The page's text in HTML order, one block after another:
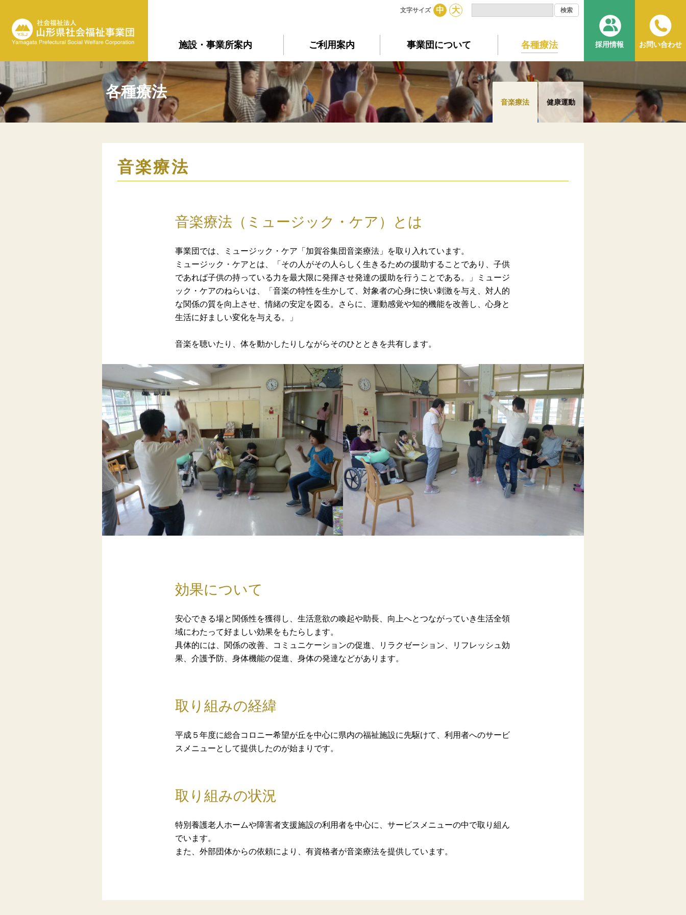
文字サイズ 中 大
採用情報 お問い合わせ
施設・事業所案内 ご利用案内 事業団について 各種療法
各種療法
音楽療法 健康運動
音楽療法
音楽療法（ミュージック・ケア）とは
事業団では、ミュージック・ケア「加賀谷集団音楽療法」を取り入れています。
ミュージック・ケアとは、「その人がその人らしく生きるための援助することであり、子供
であれば子供の持っている力を最大限に発揮させ発達の援助を行うことである。」ミュージ
ック・ケアのねらいは、「音楽の特性を生かして、対象者の心身に快い刺激を与え、対人的
な関係の質を向上させ、情緒の安定を図る。さらに、運動感覚や知的機能を改善し、心身と
生活に好ましい変化を与える。」
音楽を聴いたり、体を動かしたりしながらそのひとときを共有します。
効果について
安心できる場と関係性を獲得し、生活意欲の喚起や助長、向上へとつながっていき生活全領
域にわたって好ましい効果をもたらします。
具体的には、関係の改善、コミュニケーションの促進、リラクゼーション、リフレッシュ効
果、介護予防、身体機能の促進、身体の発達などがあります。
取り組みの経緯
平成５年度に総合コロニー希望が丘を中心に県内の福祉施設に先駆けて、利用者へのサービ
スメニューとして提供したのが始まりです。
取り組みの状況
特別養護老人ホームや障害者支援施設の利用者を中心に、サービスメニューの中で取り組ん
でいます。
また、外部団体からの依頼により、有資格者が音楽療法を提供しています。